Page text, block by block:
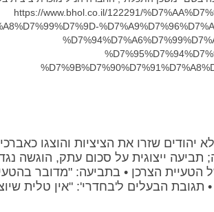
https://www.bhol.co.il/122291/
יהודים שזרו את הציציות והוצגו
תביעה ייצוגית על סכום עתק, הוגשה
הטעיית הצרכן • בתביעה: "מדובר
תגובת הבעלים ל'בחדרי': "אין טלית